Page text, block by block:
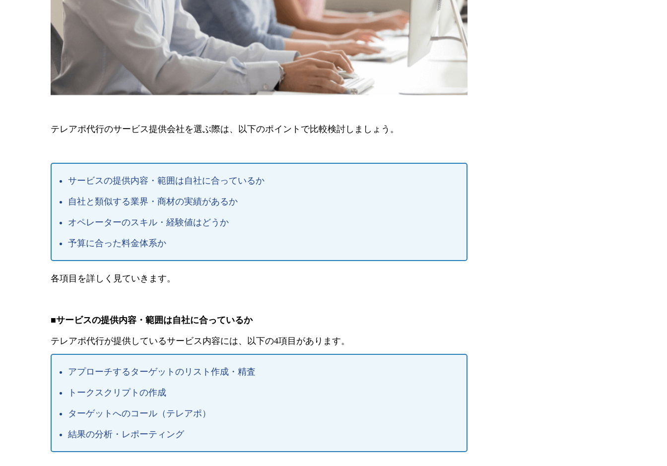
テレアポ代行のサービス提供会社を選ぶ際は、以下のポイントで比較検討しましょう。
サービスの提供内容・範囲は自社に合っているか
自社と類似する業界・商材の実績があるか
オペレーターのスキル・経験値はどうか
予算に合った料金体系か
各項目を詳しく見ていきます。
■サービスの提供内容・範囲は自社に合っているか
テレアポ代行が提供しているサービス内容には、以下の4項目があります。
アプローチするターゲットのリスト作成・精査
トークスクリプトの作成
ターゲットへのコール（テレアポ）
結果の分析・レポーティング